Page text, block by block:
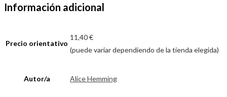
Información adicional
Precio orientativo
11,40 €
(puede variar dependiendo de la tienda elegida)
Autor/a Alice Hemming